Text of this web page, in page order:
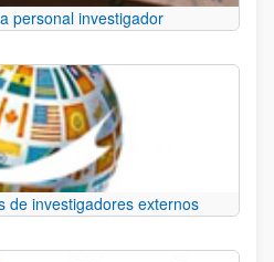
personal investigador
de investigadores externos